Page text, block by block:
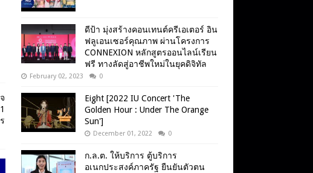
ดีป้า มุ่งสร้างคอนเทนต์ครีเอเตอร์ อิน
ฟลูเอนเซอร์คุณภาพ ผ่านโครงการ
CONNEXION หลักสูตรออนไลน์เรียน
ฟรี ทางลัดสู่อาชีพใหม่ในยุคดิจิทัล
February 02, 2023 0
Eight [2022 IU Concert 'The
Golden Hour : Under The Orange
Sun']
December 01, 2022 0
ก.ล.ต. ให้บริการ ตู้บริการ
อเนกประสงค์ภาครัฐ ยืนยันตัวตน